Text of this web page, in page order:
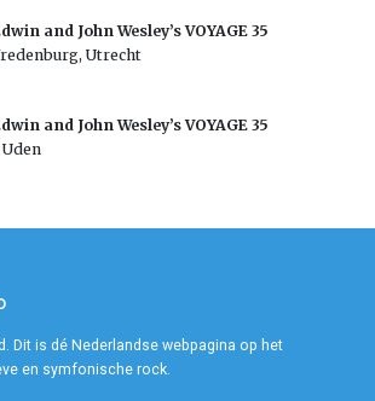
and John Wesley’s VOYAGE 35
Utrecht
and John Wesley’s VOYAGE 35
Dit is dé Nederlandse webpagina op het
en symfonische rock.